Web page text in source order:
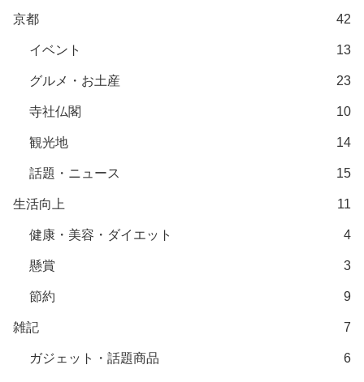
京都 42
イベント 13
グルメ・お土産 23
寺社仏閣 10
観光地 14
話題・ニュース 15
生活向上 11
健康・美容・ダイエット 4
懸賞 3
節約 9
雑記 7
ガジェット・話題商品 6